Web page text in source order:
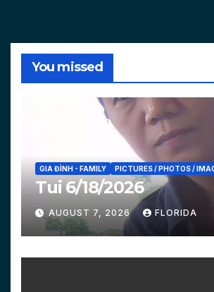
You missed
GIA ĐÌNH - FAMILY PICTURES / PHOTOS /
Tui 6/18/2026
AUGUST 7, 2026 FLORIDA